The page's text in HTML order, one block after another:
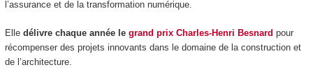
l’assurance et de la transformation numérique.
Elle délivre chaque année le grand prix Charles-Henri Besnard pour
récompenser des projets innovants dans le domaine de la construction et
de l’architecture.